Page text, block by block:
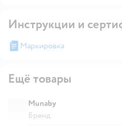
Инструкции и
Маркировка
Ещё товары
Munaby
Бренд